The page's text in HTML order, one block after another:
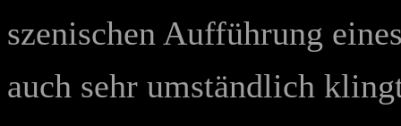
szenischen Aufführung
auch sehr umständlich